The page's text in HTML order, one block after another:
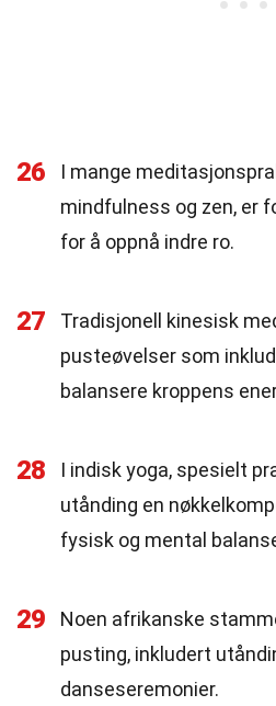
26
I mange
mindfulness og zen, er
for å oppnå indre ro.
27
Tradisjonell kinesisk
pusteøvelser som
balansere kroppens
28
I indisk yoga, spesielt
utånding en
fysisk og mental
29
Noen afrikanske
pusting, inkludert
danseseremonier.